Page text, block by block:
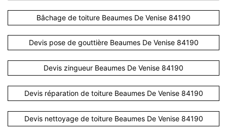
Bâchage de toiture Beaumes De Venise 84190
Devis pose de gouttière Beaumes De Venise 84190
Devis zingueur Beaumes De Venise 84190
Devis réparation de toiture Beaumes De Venise 84190
Devis nettoyage de toiture Beaumes De Venise 84190